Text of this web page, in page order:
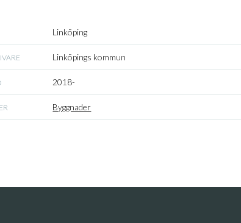
Linköping
Linköpings kommun
2018-
Byggnader